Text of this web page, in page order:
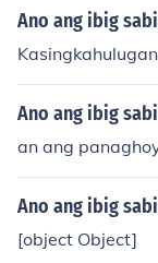
Ano ang ibig
Ano ang ibig
an ang
Ano ang ibig
[object Object]